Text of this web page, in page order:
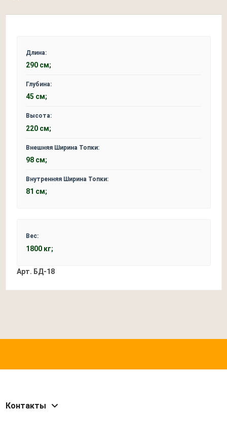
Длина:
290 см;
Глубина:
45 см;
Высота:
220 см;
Внешняя Ширина Топки:
98 см;
Внутренняя Ширина Топки:
81 см;
Вес:
1800 кг;
Арт. БД-18
Контакты